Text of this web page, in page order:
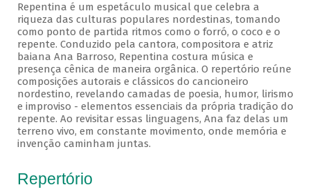
Repentina é um espetáculo musical que celebra a
riqueza das culturas populares nordestinas, tomando
como ponto de partida ritmos como o forró, o coco e o
repente. Conduzido pela cantora, compositora e atriz
baiana Ana Barroso, Repentina costura música e
presença cênica de maneira orgânica. O repertório reúne
composições autorais e clássicos do cancioneiro
nordestino, revelando camadas de poesia, humor, lirismo
e improviso - elementos essenciais da própria tradição do
repente. Ao revisitar essas linguagens, Ana faz delas um
terreno vivo, em constante movimento, onde memória e
invenção caminham juntas.
Repertório